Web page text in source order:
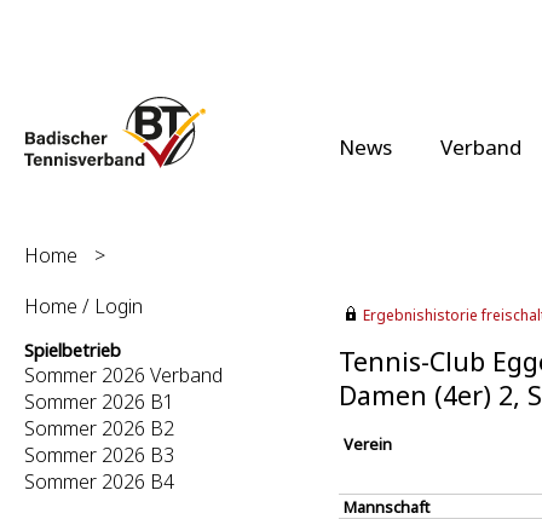
News Verband
Home
>
Home / Login
Spielbetrieb
Sommer 2026 Verband
Sommer 2026 B1
Sommer 2026 B2
Sommer 2026 B3
Sommer 2026 B4
Ergebnishistorie
Tennis-Club
Damen (4er) 2,
Verein
Mannschaft